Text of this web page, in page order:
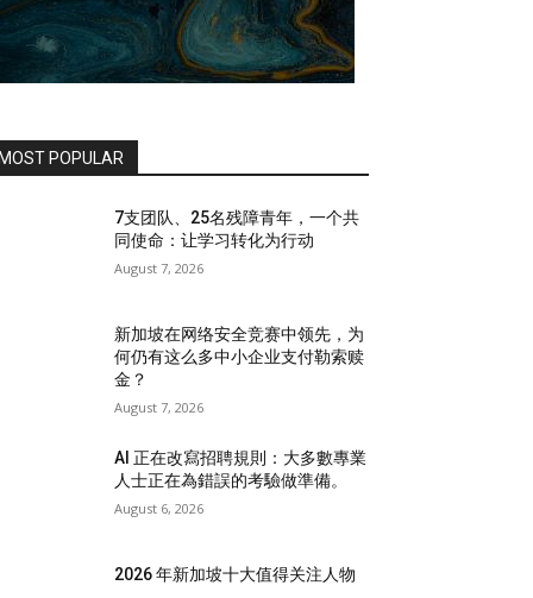
MOST POPULAR
7支团队、25名残障青年，一个共
同使命：让学习转化为行动
August 7, 2026
新加坡在网络安全竞赛中领先，为
何仍有这么多中小企业支付勒索赎
金？
August 7, 2026
AI 正在改寫招聘規則：大多數專業
人士正在為錯誤的考驗做準備。
August 6, 2026
2026 年新加坡十大值得关注人物